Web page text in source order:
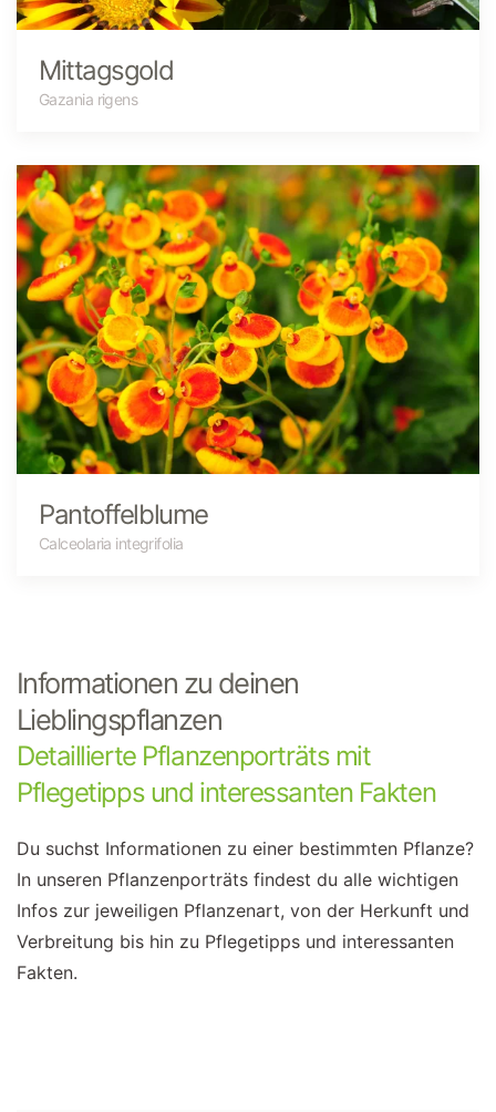
Mittagsgold
Gazania rigens
Pantoffelblume
Calceolaria integrifolia
Informationen zu deinen
Lieblingspflanzen
Detaillierte Pflanzenporträts mit
Pflegetipps und interessanten Fakten
Du suchst Informationen zu einer bestimmten Pflanze?
In unseren Pflanzenporträts findest du alle wichtigen
Infos zur jeweiligen Pflanzenart, von der Herkunft und
Verbreitung bis hin zu Pflegetipps und interessanten
Fakten.